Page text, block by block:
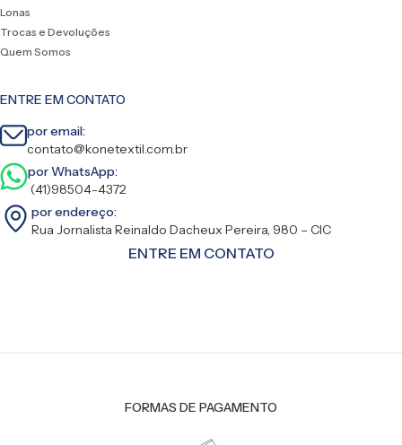
Lonas
Trocas e Devoluções
Quem Somos
ENTRE EM CONTATO
por email:
contato@konetextil.com.br
por WhatsApp:
(41)98504-4372
por endereço:
Rua Jornalista Reinaldo Dacheux Pereira, 980 – CIC
ENTRE EM CONTATO
FORMAS DE PAGAMENTO